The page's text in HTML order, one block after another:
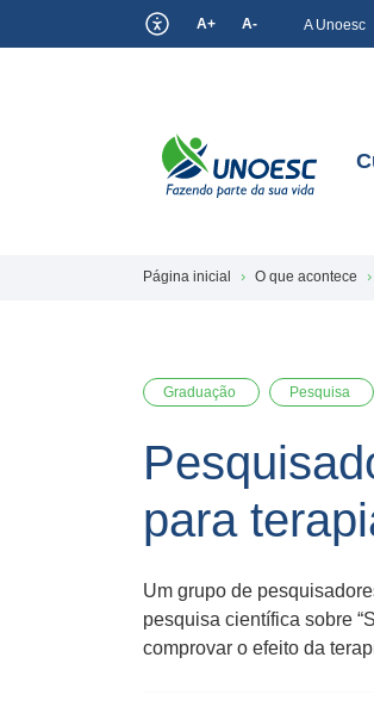
A+ A- A Unoesc
Página inicial O que acontece
Graduação Pesquisa
para
Um grupo de
pesquisa científica sobre
comprovar o efeito da